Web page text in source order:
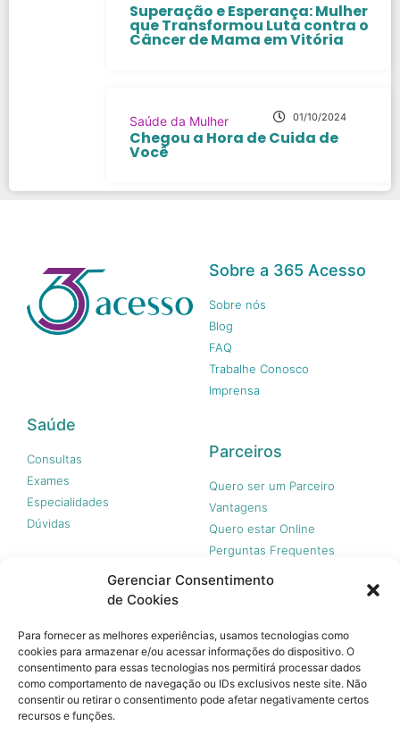
Gerenciar Consentimento
de Cookies
Para fornecer as melhores experiências, usamos tecnologias como
cookies para armazenar e/ou acessar informações do dispositivo. O
consentimento para essas tecnologias nos permitirá processar dados
como comportamento de navegação ou IDs exclusivos neste site. Não
consentir ou retirar o consentimento pode afetar negativamente certos
recursos e funções.
Superação e Esperança: Mulher
que Transformou Luta contra o
Câncer de Mama em Vitória
Saúde da Mulher 01/10/2024
Chegou a Hora de Cuida de
Você
Sobre a 365 Acesso
Sobre nós
Blog
FAQ
Trabalhe Conosco
Imprensa
Saúde
Consultas
Exames
Especialidades
Dúvidas
Parceiros
Quero ser um Parceiro
Vantagens
Quero estar Online
Perguntas Frequentes